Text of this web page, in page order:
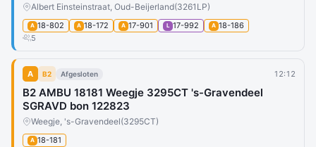
Albert Einsteinstraat, Oud-Beijerland(3261LP)
A 18-802 A 18-172 A 17-901 L 17-992 A 18-186
5
A B2 Afgesloten 12:12
B2 AMBU 18181 Weegje 3295CT 's-Gravendeel
SGRAVD bon 122823
Weegje, 's-Gravendeel(3295CT)
A 18-181